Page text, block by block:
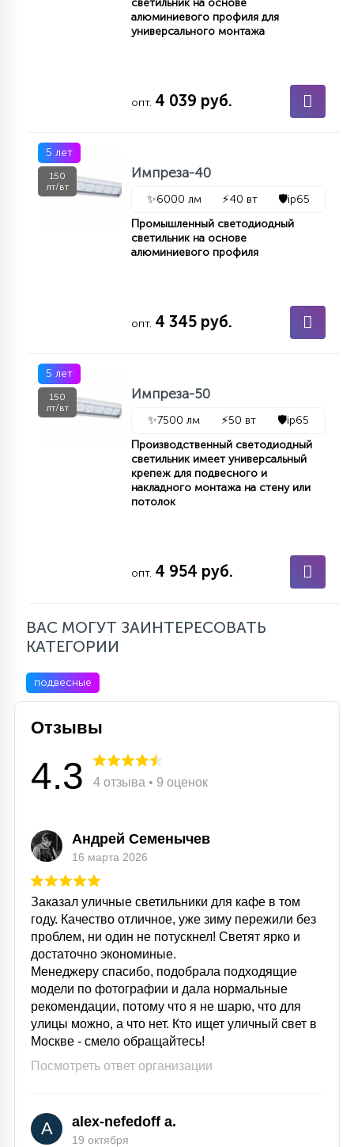
С УПРАВЛЕНИЕМ
АКСЕССУАРЫ
светильник на основе
алюминиевого профиля для
универсального монтажа
опт. 4 039 руб.
5 лет
150
лт/вт
Импреза-40
✨6000 лм ⚡40 вт 🛡️ip65
Промышленный светодиодный
светильник на основе
алюминиевого профиля
опт. 4 345 руб.
5 лет
150
лт/вт
Импреза-50
✨7500 лм ⚡50 вт 🛡️ip65
Производственный светодиодный
светильник имеет универсальный
крепеж для подвесного и
накладного монтажа на стену или
потолок
опт. 4 954 руб.
ВАС МОГУТ ЗАИНТЕРЕСОВАТЬ
КАТЕГОРИИ
подвесные
Отзывы
4.3 4 отзыва • 9 оценок
Андрей Семенычев
16 марта 2026
Заказал уличные светильники для кафе в том
году. Качество отличное, уже зиму пережили без
проблем, ни один не потускнел! Светят ярко и
достаточно экономиные.
Менеджеру спасибо, подобрала подходящие
модели по фотографии и дала нормальные
рекомендации, потому что я не шарю, что для
улицы можно, а что нет. Кто ищет уличный свет в
Москве - смело обращайтесь!
Посмотреть ответ организации
A alex-nefedoff a.
19 октября